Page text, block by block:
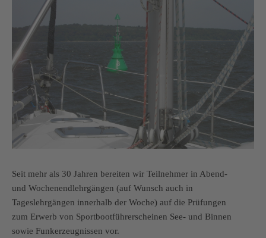
Seit mehr als 30 Jahren bereiten wir Teilnehmer in Abend-
und Wochenendlehrgängen (auf Wunsch auch in
Tageslehrgängen innerhalb der Woche) auf die Prüfungen
zum Erwerb von Sportbootführerscheinen See- und Binnen
sowie Funkerzeugnissen vor.